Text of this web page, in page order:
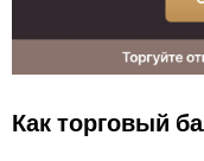
Как торговый